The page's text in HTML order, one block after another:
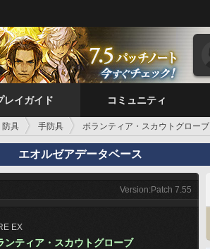
レイガイド コミュニティ
防具 手防具 ボランティア・スカウトグローブ
エオルゼアデータベース
Version:Patch 7.55
EX
ンティア・スカウトグローブ